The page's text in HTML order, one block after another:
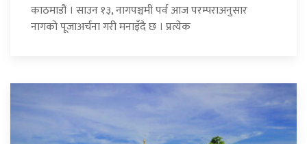
काठमाडौं । साउन १३, नागपञ्चमी पर्व आज परम्पराअनुसार
नागको पूजाअर्चना गरी मनाइँदै छ । प्रत्येक